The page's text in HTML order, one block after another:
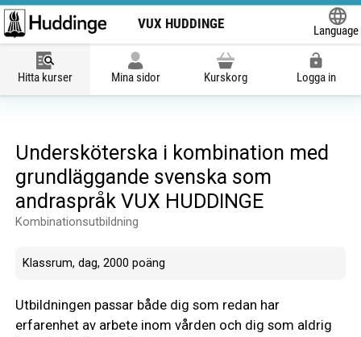
VUX HUDDINGE
Language
Hitta kurser Mina sidor Kurskorg Logga in
Undersköterska i kombination med
grundläggande svenska som
andraspråk VUX HUDDINGE
Kombinationsutbildning
Klassrum, dag, 2000 poäng
Utbildningen passar både dig som redan har
erfarenhet av arbete inom vården och dig som aldrig